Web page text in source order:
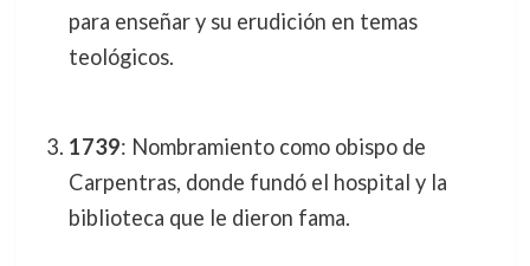
para enseñar y su erudición en temas
teológicos.
1739: Nombramiento como obispo de
Carpentras, donde fundó el hospital y la
biblioteca que le dieron fama.